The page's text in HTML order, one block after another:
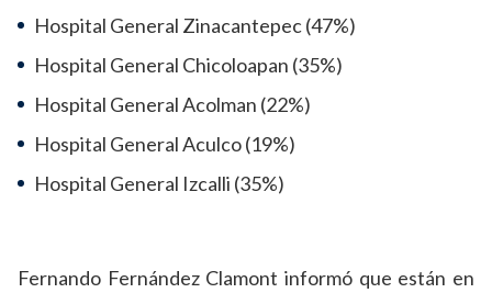
Hospital General Zinacantepec (47%)
Hospital General Chicoloapan (35%)
Hospital General Acolman (22%)
Hospital General Aculco (19%)
Hospital General Izcalli (35%)
Fernando Fernández Clamont informó que están en